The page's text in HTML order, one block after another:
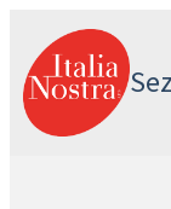
al
contenuto